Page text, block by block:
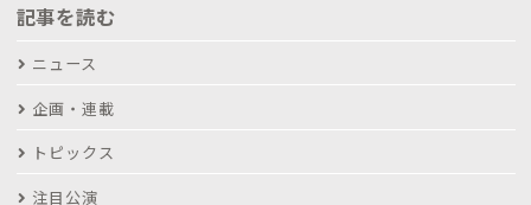
記事を読む
ニュース
企画・連載
トピックス
注目公演